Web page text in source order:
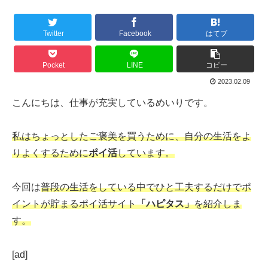
Twitter Facebook はてブ
Pocket LINE コピー
2023.02.09
こんにちは、仕事が充実しているめいりです。
私はちょっとしたご褒美を買うために、自分の生活をよ
りよくするためにポイ活しています。
今回は普段の生活をしている中でひと工夫するだけでポ
イントが貯まるポイ活サイト「ハピタス」を紹介しま
す。
[ad]